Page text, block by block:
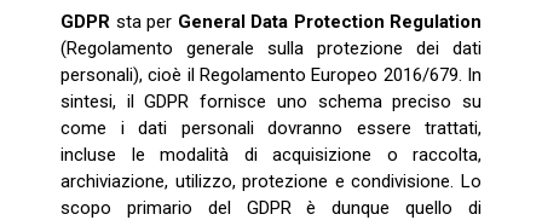
GDPR sta per General Data Protection Regulation
(Regolamento generale sulla protezione dei dati
personali), cioè il Regolamento Europeo 2016/679. In
sintesi, il GDPR fornisce uno schema preciso su
come i dati personali dovranno essere trattati,
incluse le modalità di acquisizione o raccolta,
archiviazione, utilizzo, protezione e condivisione. Lo
scopo primario del GDPR è dunque quello di